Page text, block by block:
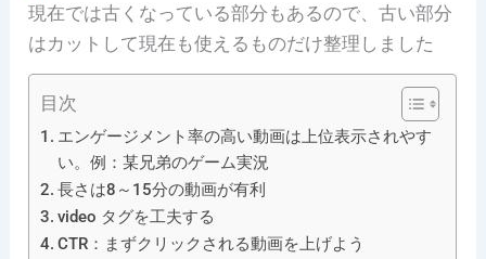
現在では古くなっている部分もあるので、古い部分
はカットして現在も使えるものだけ整理しました
目次
エンゲージメント率の高い動画は上位表示されやす
い。例：某兄弟のゲーム実況
長さは8～15分の動画が有利
video タグを工夫する
CTR：まずクリックされる動画を上げよう